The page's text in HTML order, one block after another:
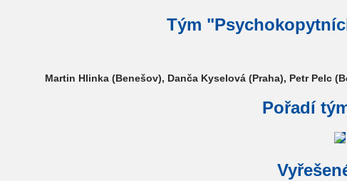
Tým
Martin Hlinka (Benešov), Danča Kyselová (Praha), Petr Pelc
Pořadí